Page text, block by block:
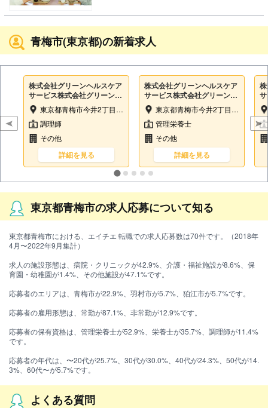
青梅市(東京都)の新着求人
株式会社グリーンヘルスケア
サービス株式会社グリーンヘ
ルスケアサービス（特別養護
老人ホーム今井苑内）
東京都青梅市今井2丁目1111-1
調理師
その他
詳細を見る
株式会社グリーンヘルスケア
サービス株式会社グリーンヘ
ルスケアサービス（特別養護
老人ホーム今井苑内）
東京都青梅市今井2丁目1111-1
管理栄養士
その他
詳細を見る
東京都青梅市の求人応募について知る
東京都青梅市における、エイチエ 転職での求人応募数は70件です。（2018年
4月〜2022年9月集計）
求人の施設形態は、病院・クリニックが42.9%、介護・福祉施設が8.6%、保
育園・幼稚園が1.4%、その他施設が47.1%です。
応募者のエリアは、青梅市が22.9%、羽村市が5.7%、狛江市が5.7%です。
応募者の雇用形態は、常勤が87.1%、非常勤が12.9%です。
応募者の保有資格は、管理栄養士が52.9%、栄養士が35.7%、調理師が11.4%
です。
応募者の年代は、〜20代が25.7%、30代が30.0%、40代が24.3%、50代が14.
3%、60代〜が5.7%です。
よくある質問